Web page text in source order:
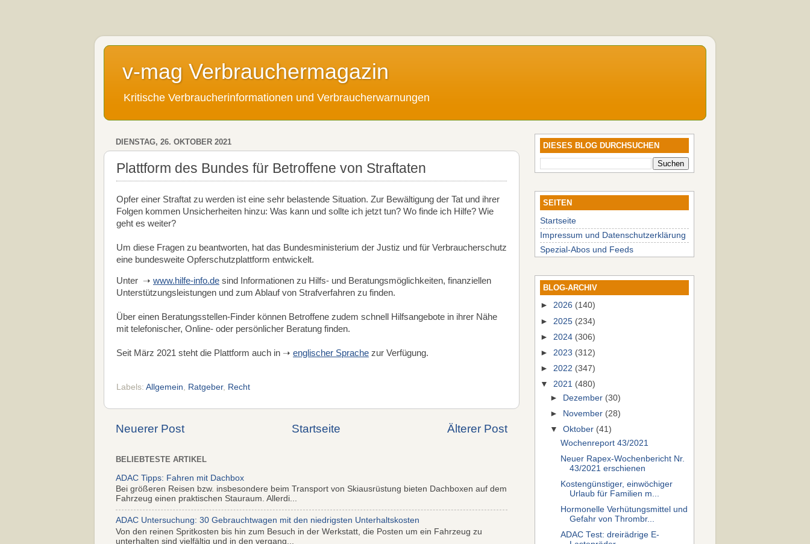
v-mag Verbrauchermagazin
Kritische Verbraucherinformationen und Verbraucherwarnungen
DIENSTAG, 26. OKTOBER 2021
Plattform des Bundes für Betroffene von Straftaten
Opfer einer Straftat zu werden ist eine sehr belastende Situation. Zur Bewältigung der Tat und ihrer
Folgen kommen Unsicherheiten hinzu: Was kann und sollte ich jetzt tun? Wo finde ich Hilfe? Wie
geht es weiter?
Um diese Fragen zu beantworten, hat das Bundesministerium der Justiz und für Verbraucherschutz
eine bundesweite Opferschutzplattform entwickelt.
Unter ➝ www.hilfe-info.de sind Informationen zu Hilfs- und Beratungsmöglichkeiten, finanziellen
Unterstützungsleistungen und zum Ablauf von Strafverfahren zu finden.
Über einen Beratungsstellen-Finder können Betroffene zudem schnell Hilfsangebote in ihrer Nähe
mit telefonischer, Online- oder persönlicher Beratung finden.
Seit März 2021 steht die Plattform auch in ➝ englischer Sprache zur Verfügung.
Labels: Allgemein Ratgeber, Recht
Neuerer Post Älterer Post
Startseite
BELIEBTESTE ARTIKEL
ADAC Tipps: Fahren mit Dachbox
Bei größeren Reisen bzw. insbesondere beim Transport von Skiausrüstung bieten Dachboxen auf dem
Fahrzeug einen praktischen Stauraum. Allerdi...
ADAC Untersuchung: 30 Gebrauchtwagen mit den niedrigsten Unterhaltskosten
Von den reinen Spritkosten bis hin zum Besuch in der Werkstatt, die Posten um ein Fahrzeug zu
unterhalten sind vielfältig und in den vergang...
DIESES BLOG DURCHSUCHEN
SEITEN
Startseite
Impressum und Datenschutzerklärung
Spezial-Abos und Feeds
BLOG-ARCHIV
► 2026 (140)
► 2025 (234)
► 2024 (306)
► 2023 (312)
► 2022 (347)
▼ 2021 (480)
►
Dezember (30)
►
November (28)
▼Oktober (41)
Wochenreport 43/2021
Neuer Rapex-Wochenbericht Nr.
43/2021 erschienen
Kostengünstiger, einwöchiger
Urlaub für Familien m...
Hormonelle Verhütungsmittel und
Gefahr von Thrombr...
ADAC Test: dreirädrige E-